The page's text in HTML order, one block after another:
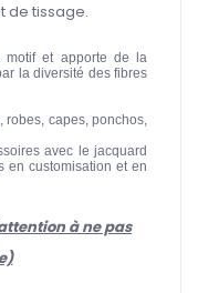
de tissage.
et apporte de la
la diversité des fibres
robes, capes, ponchos,
avec le jacquard
en customisation et en
à ne pas